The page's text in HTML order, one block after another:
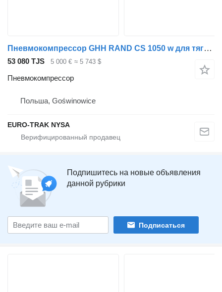
Пневмокомпрессор GHH RAND CS 1050 w для тягача
53 080 TJS 5 000 € ≈ 5 743 $
Пневмокомпрессор
Польша, Goświnowice
EURO-TRAK NYSA
Подпишитесь на новые объявления
данной рубрики
Подписаться